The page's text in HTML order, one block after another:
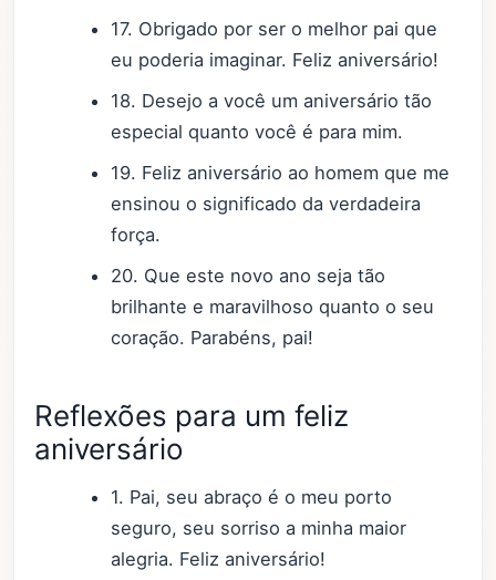
17. Obrigado por ser o melhor pai que
eu poderia imaginar. Feliz aniversário!
18. Desejo a você um aniversário tão
especial quanto você é para mim.
19. Feliz aniversário ao homem que me
ensinou o significado da verdadeira
força.
20. Que este novo ano seja tão
brilhante e maravilhoso quanto o seu
coração. Parabéns, pai!
Reflexões para um feliz
aniversário
1. Pai, seu abraço é o meu porto
seguro, seu sorriso a minha maior
alegria. Feliz aniversário!